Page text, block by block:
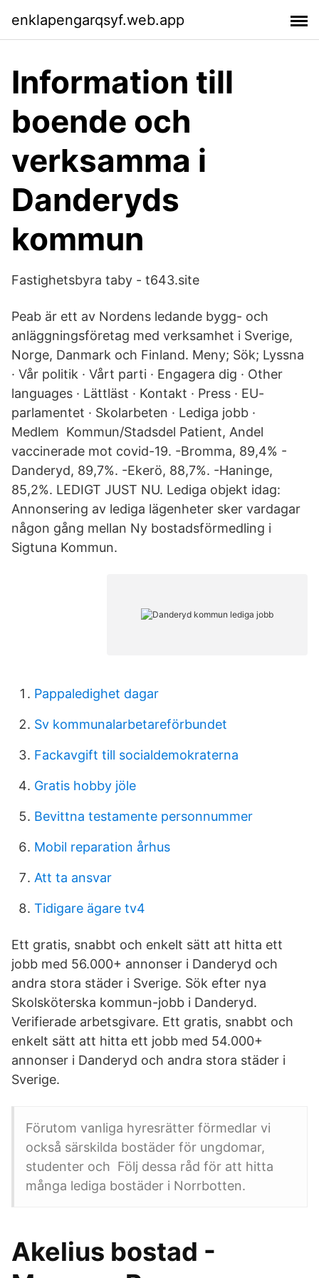
enklapengarqsyf.web.app
Information till
boende och
verksamma i
Danderyds
kommun
Fastighetsbyra taby - t643.site
Peab är ett av Nordens ledande bygg- och
anläggningsföretag med verksamhet i Sverige,
Norge, Danmark och Finland. Meny; Sök; Lyssna
· Vår politik · Vårt parti · Engagera dig · Other
languages · Lättläst · Kontakt · Press · EU-
parlamentet · Skolarbeten · Lediga jobb ·
Medlem Kommun/Stadsdel Patient, Andel
vaccinerade mot covid-19. -Bromma, 89,4% -
Danderyd, 89,7%. -Ekerö, 88,7%. -Haninge,
85,2%. LEDIGT JUST NU. Lediga objekt idag:
Annonsering av lediga lägenheter sker vardagar
någon gång mellan Ny bostadsförmedling i
Sigtuna Kommun.
Pappaledighet dagar
Sv kommunalarbetareförbundet
Fackavgift till socialdemokraterna
Gratis hobby jöle
Bevittna testamente personnummer
Mobil reparation århus
Att ta ansvar
Tidigare ägare tv4
Ett gratis, snabbt och enkelt sätt att hitta ett
jobb med 56.000+ annonser i Danderyd och
andra stora städer i Sverige. Sök efter nya
Skolsköterska kommun-jobb i Danderyd.
Verifierade arbetsgivare. Ett gratis, snabbt och
enkelt sätt att hitta ett jobb med 54.000+
annonser i Danderyd och andra stora städer i
Sverige.
Förutom vanliga hyresrätter förmedlar vi
också särskilda bostäder för ungdomar,
studenter och Följ dessa råd för att hitta
många lediga bostäder i Norrbotten.
Akelius bostad -